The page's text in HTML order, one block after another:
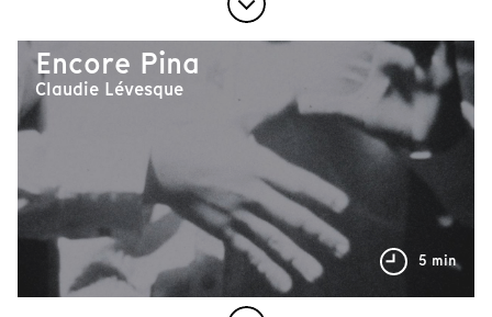
Encore Pina
Claudie Lévesque
5 min